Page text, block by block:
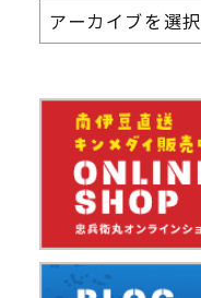
アーカイブを選択